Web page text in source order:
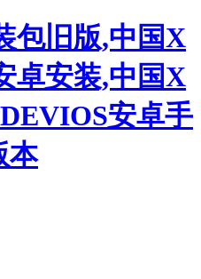
包旧版,中国X
卓安装,中国X
安卓手
本